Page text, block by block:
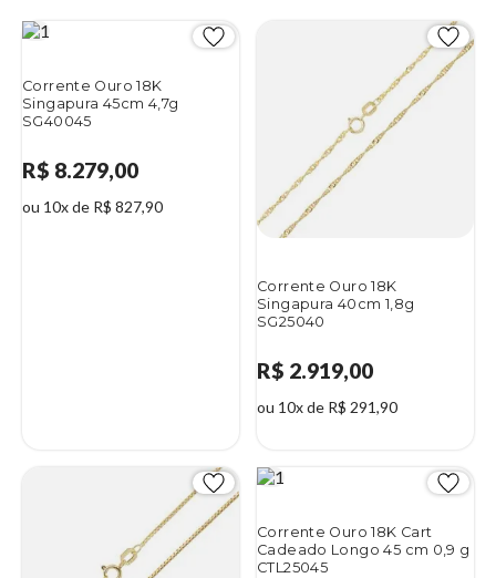
Corrente Ouro 18K
Singapura 45cm 4,7g
SG40045
R$ 8.279,00
ou 10x de R$ 827,90
Corrente Ouro 18K
Singapura 40cm 1,8g
SG25040
R$ 2.919,00
ou 10x de R$ 291,90
Corrente Ouro 18K Cart
Cadeado Longo 45 cm 0,9 g
CTL25045